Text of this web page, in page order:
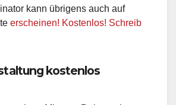
kann übrigens auch auf
erscheinen! Kostenlos! Schreib
kostenlos